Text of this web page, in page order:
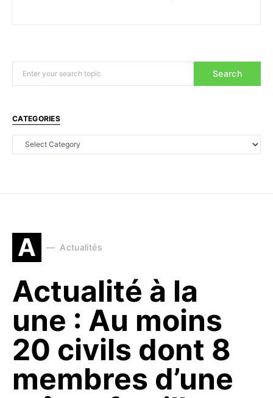
Search
CATEGORIES
A Actualités
Actualité à la
une : Au moins
20 civils dont 8
membres d’une